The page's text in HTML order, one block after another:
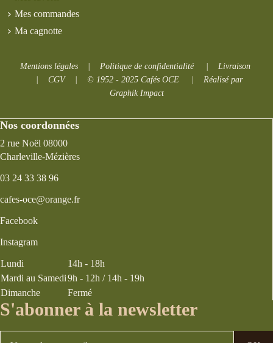
Mes commandes
Ma cagnotte
Mentions légales Politique de confidentialité| Livraison
CGV| © 1952 - 2025 Cafés OCE| Réalisé par
Graphik Impact
Nos coordonnées
2 rue Noël 08000
Charleville-Mézières
03 24 33 38 96
cafes-oce@orange.fr
Facebook
Instagram
Lundi
14h - 18h
Mardi au Samedi9h - 12h / 14h - 19h
Dimanche
Fermé
S'abonner à la newsletter